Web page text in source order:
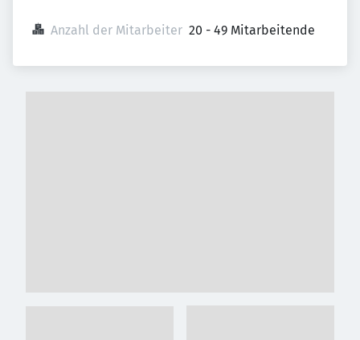
Anzahl der Mitarbeiter 20 - 49 Mitarbeitende